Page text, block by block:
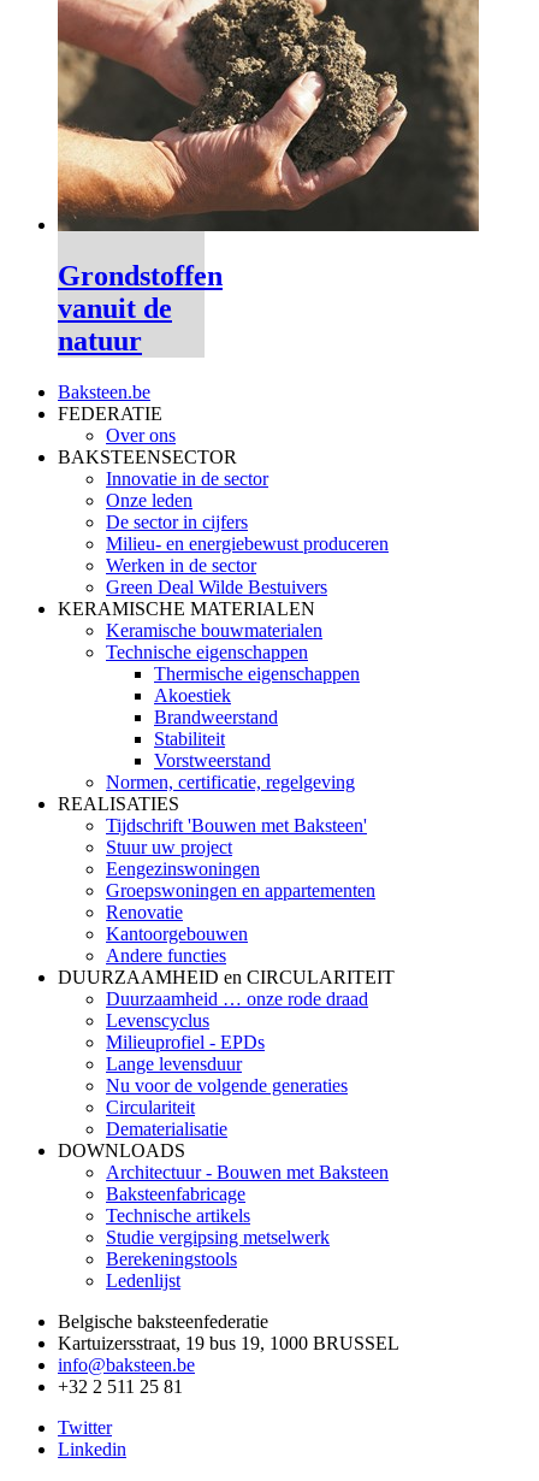
Grondstoffen
vanuit de
natuur
Baksteen.be
FEDERATIE
Over ons
BAKSTEENSECTOR
Innovatie in de sector
Onze leden
De sector in cijfers
Milieu- en energiebewust produceren
Werken in de sector
Green Deal Wilde Bestuivers
KERAMISCHE MATERIALEN
Keramische bouwmaterialen
Technische eigenschappen
Thermische eigenschappen
Akoestiek
Brandweerstand
Stabiliteit
Vorstweerstand
Normen, certificatie, regelgeving
REALISATIES
Tijdschrift 'Bouwen met Baksteen'
Stuur uw project
Eengezinswoningen
Groepswoningen en appartementen
Renovatie
Kantoorgebouwen
Andere functies
DUURZAAMHEID en CIRCULARITEIT
Duurzaamheid … onze rode draad
Levenscyclus
Milieuprofiel - EPDs
Lange levensduur
Nu voor de volgende generaties
Circulariteit
Dematerialisatie
DOWNLOADS
Architectuur - Bouwen met Baksteen
Baksteenfabricage
Technische artikels
Studie vergipsing metselwerk
Berekeningstools
Ledenlijst
Belgische baksteenfederatie
Kartuizersstraat, 19 bus 19, 1000 BRUSSEL
info@baksteen.be
+32 2 511 25 81
Twitter
Linkedin